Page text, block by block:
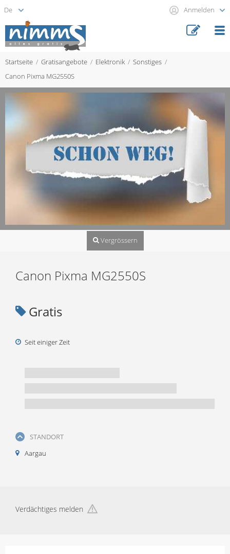
Anmelden
Startseite Gratisangebote Elektronik
Sonstiges
Canon Pixma MG2550S
Vergrössern
Canon Pixma MG2550S
Gratis
Seit einiger Zeit
STANDORT
Aargau
Verdächtiges melden